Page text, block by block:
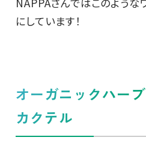
にしています！
オーガニックハー
カクテル